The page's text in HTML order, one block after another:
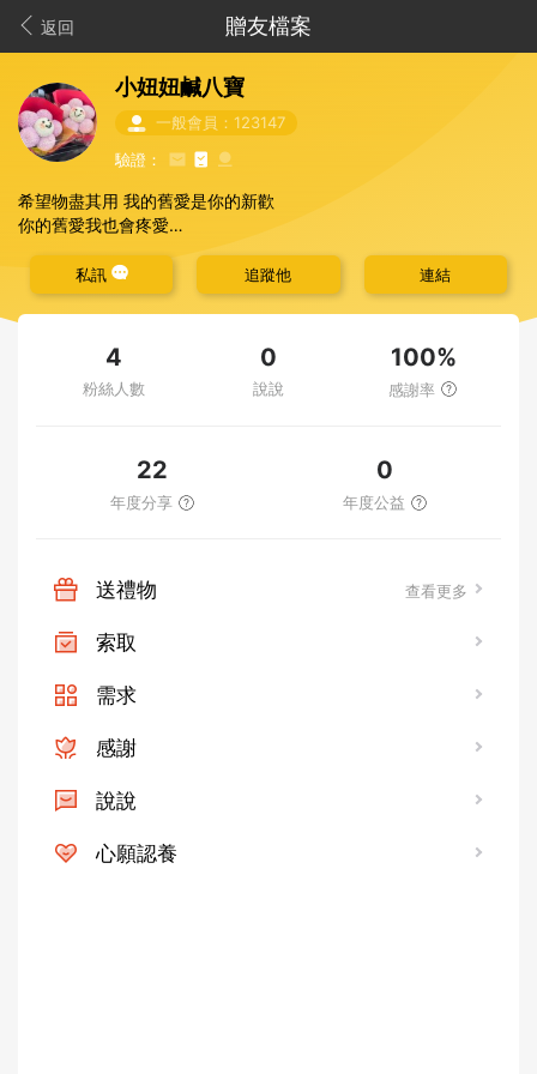
返回 贈友檔案
小妞妞鹹八寶
一般會員：123147
驗證：
希望物盡其用 我的舊愛是你的新歡
你的舊愛我也會疼愛
討厭過度浪費跟貪心
私訊 追蹤他 連結
4
粉絲人數
0
說說
100%
感謝率
22
年度分享
0
年度公益
送禮物 查看更多
索取
需求
感謝
說說
心願認養